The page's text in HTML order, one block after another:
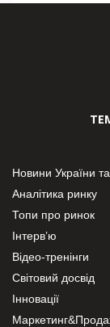
Новини України
Аналітика ринку
Топи про ринок
Інтерв’ю
Відео-тренінги
Світовий досвід
Інновації